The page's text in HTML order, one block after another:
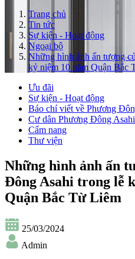
Trang chủ
Tin tức
Sự kiện - Hoạt động
Ngoại bộ
Những hình ảnh ấn tượng
kỷ niệm 10 năm Quận Bắc
Ưu đãi
Sự kiện - Hoạt động
Báo chí viết về Phương
Cư dân Phương Đông Asahi
Cẩm nang
Thư viện
Những hình ảnh ấn
Đông Asahi trong lễ
Quận Bắc Từ Liêm
25/03/2024
Admin